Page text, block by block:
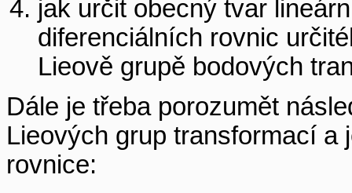
jak určit obecný tvar
diferenciálních rovnic
Lieově grupě bodových
Dále je třeba porozumět
Lieových grup transformací a
rovnice: